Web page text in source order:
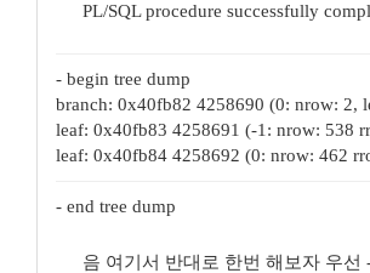
PL/SQL procedure successfully
- begin tree dump
branch: 0x40fb82 4258690 (0: nrow: 2,
leaf: 0x40fb83 4258691 (-1: nrow: 538
leaf: 0x40fb84 4258692 (0: nrow: 462
- end tree dump
음 여기서 반대로 한번 해보자 우선